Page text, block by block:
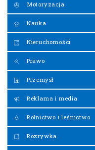
Motoryzacja
Nauka
Nieruchomości
Prawo
Przemysł
Reklama i media
Rolnictwo i leśnictwo
Rozrywka